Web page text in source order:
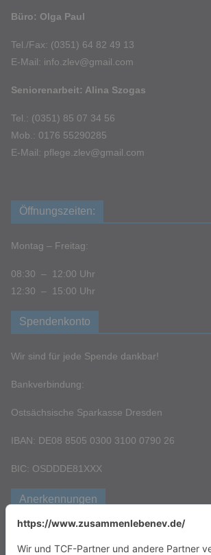
Büro: Olga Paul
Tel./Fax: (0351) 64 82 49 13
E-Mail: info.zlev@gmail.com
Seniorenarbeit: Alina Szogas
Tel.: (0351) 85 07 34 56
Mob.: 0176 55290285
E-Mail: pflege.zlev@gmail.com
Öffnungszeiten:
Montag – Freitag:
08:30 – 12:00 Uhr
12:30 – 15:00 Uhr
Spendenkonto
Wir sind für jede Spende dankbar!
Bankverbindung:
Ostsächsische Sparkasse Dresden
IBAN: DE08 8505 0300 3100 0790 26
BIC: OSDDDE81XXX
Anerkennungen